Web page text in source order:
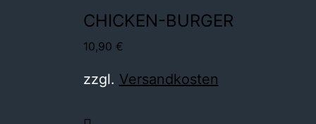
CHICKEN-BURGER
10,90 €
zzgl. Versandkosten